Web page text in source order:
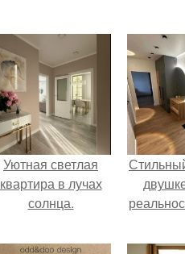
Уютная светлая
квартира в лучах
солнца.